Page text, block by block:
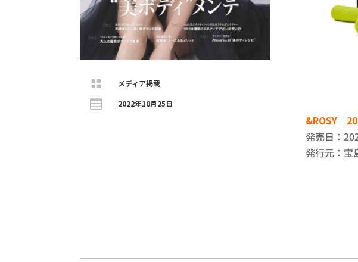
 メディア掲載
 2022年10月25日
&ROSY
発売日：
発行元：宝